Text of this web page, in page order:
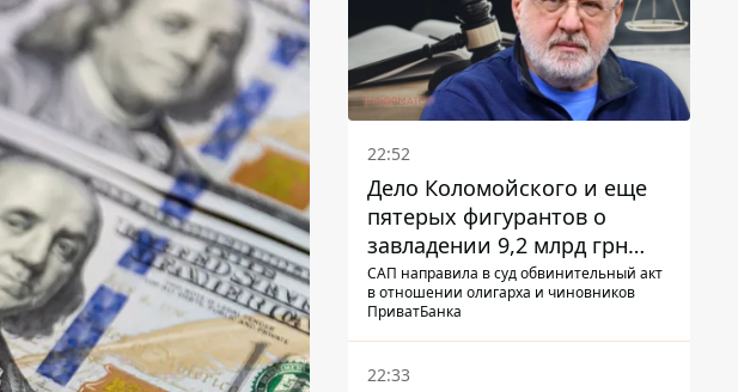
22:52
Дело Коломойского и еще
пятерых фигурантов о
завладении 9,2 млрд грн
ПриватБанка направили в
суд
САП направила в суд обвинительный акт
в отношении олигарха и чиновников
ПриватБанка
22:33